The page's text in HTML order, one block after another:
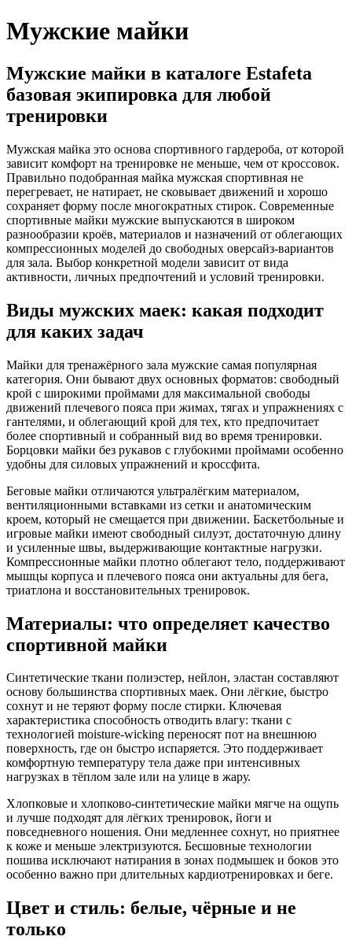
Мужские майки
Мужские майки в каталоге Estafeta
базовая экипировка для любой
тренировки
Мужская майка это основа спортивного гардероба, от которой
зависит комфорт на тренировке не меньше, чем от кроссовок.
Правильно подобранная майка мужская спортивная не
перегревает, не натирает, не сковывает движений и хорошо
сохраняет форму после многократных стирок. Современные
спортивные майки мужские выпускаются в широком
разнообразии кроёв, материалов и назначений от облегающих
компрессионных моделей до свободных оверсайз-вариантов
для зала. Выбор конкретной модели зависит от вида
активности, личных предпочтений и условий тренировки.
Виды мужских маек: какая подходит
для каких задач
Майки для тренажёрного зала мужские самая популярная
категория. Они бывают двух основных форматов: свободный
крой с широкими проймами для максимальной свободы
движений плечевого пояса при жимах, тягах и упражнениях с
гантелями, и облегающий крой для тех, кто предпочитает
более спортивный и собранный вид во время тренировки.
Борцовки майки без рукавов с глубокими проймами особенно
удобны для силовых упражнений и кроссфита.
Беговые майки отличаются ультралёгким материалом,
вентиляционными вставками из сетки и анатомическим
кроем, который не смещается при движении. Баскетбольные и
игровые майки имеют свободный силуэт, достаточную длину
и усиленные швы, выдерживающие контактные нагрузки.
Компрессионные майки плотно облегают тело, поддерживают
мышцы корпуса и плечевого пояса они актуальны для бега,
триатлона и восстановительных тренировок.
Материалы: что определяет качество
спортивной майки
Синтетические ткани полиэстер, нейлон, эластан составляют
основу большинства спортивных маек. Они лёгкие, быстро
сохнут и не теряют форму после стирки. Ключевая
характеристика способность отводить влагу: ткани с
технологией moisture-wicking переносят пот на внешнюю
поверхность, где он быстро испаряется. Это поддерживает
комфортную температуру тела даже при интенсивных
нагрузках в тёплом зале или на улице в жару.
Хлопковые и хлопково-синтетические майки мягче на ощупь
и лучше подходят для лёгких тренировок, йоги и
повседневного ношения. Они медленнее сохнут, но приятнее
к коже и меньше электризуются. Бесшовные технологии
пошива исключают натирания в зонах подмышек и боков это
особенно важно при длительных кардиотренировках и беге.
Цвет и стиль: белые, чёрные и не
только